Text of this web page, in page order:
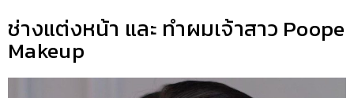
ช่างแต่งหน้า และ ทำผมเจ้าสาว Poope
Makeup